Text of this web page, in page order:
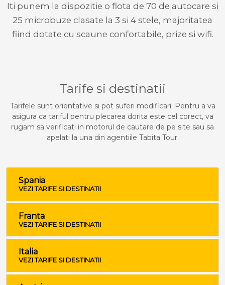
Iti punem la dispozitie o flota de 70 de autocare si
25 microbuze clasate la 3 si 4 stele, majoritatea
fiind dotate cu scaune confortabile, prize si wifi.
Tarife si destinatii
Tarifele sunt orientative si pot suferi modificari. Pentru a va
asigura ca tariful pentru plecarea dorita este cel corect, va
rugam sa verificati in motorul de cautare de pe site sau sa
apelati la una din agentiile Tabita Tour.
Spania
VEZI TARIFE SI DESTINATII
Franta
VEZI TARIFE SI DESTINATII
Italia
VEZI TARIFE SI DESTINATII